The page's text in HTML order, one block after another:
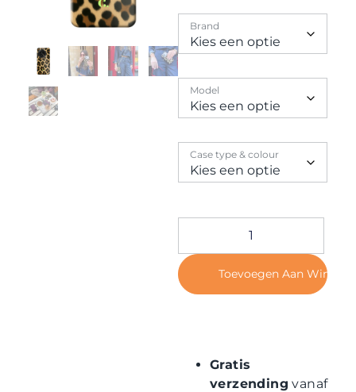
Brand
Model
Case type & colour
Toevoegen Aan
Gratis
verzending vanaf